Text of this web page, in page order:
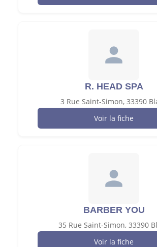
R. HEAD SPA
3 Rue Saint-Simon, 33390
Voir la fiche
BARBER YOU
35 Rue Saint-Simon, 33390
Voir la fiche